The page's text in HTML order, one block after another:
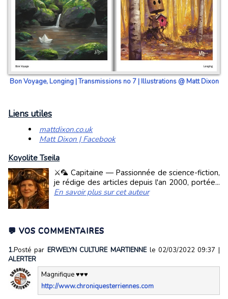
Bon Voyage, Longing | Transmissions no 7 | Illustrations @ Matt Dixon
Liens utiles
mattdixon.co.uk
Matt Dixon | Facebook
Koyolite Tseila
⚔️🦜 Capitaine — Passionnée de science-fiction,
je rédige des articles depuis l'an 2000, portée...
En savoir plus sur cet auteur
💬 VOS COMMENTAIRES
1.Posté par ERWELYN CULTURE MARTIENNE le 02/03/2022 09:37 |
ALERTER
Magnifique ♥♥♥
http://www.chroniquesterriennes.com